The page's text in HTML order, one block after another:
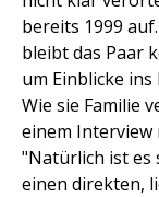
bereits 1999
bleibt das Paar
um Einblicke
Wie sie Familie
einem
"Natürlich ist es
einen direkten,